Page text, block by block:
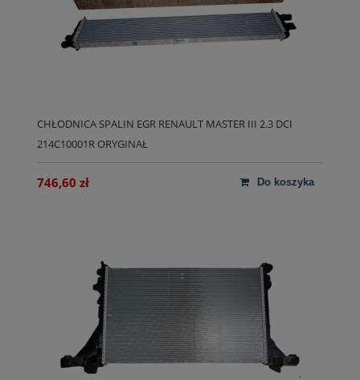
CHŁODNICA SPALIN EGR RENAULT MASTER III 2.3 DCI
214C10001R ORYGINAŁ
746,60 zł do koszyka